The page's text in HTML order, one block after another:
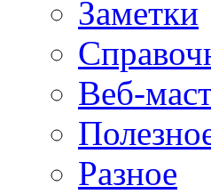
Заметки
Веб-
Разное